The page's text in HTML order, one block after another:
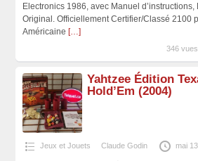
Electronics 1986, avec Manuel
Original. Officiellement Certifier/Classé 2100
Américaine […]
346
Yahtzee Édition
Hold’Em (2004)
Jeux et Jouets Claude Godin mai